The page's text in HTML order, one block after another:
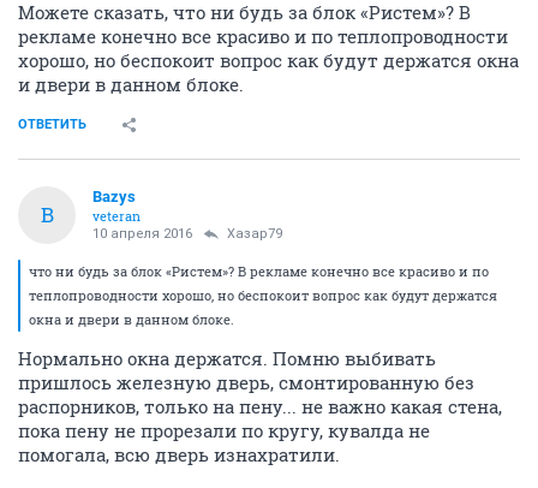
Можете сказать, что ни будь за блок «Ристем»? В
рекламе конечно все красиво и по теплопроводности
хорошо, но беспокоит вопрос как будут держатся окна
и двери в данном блоке.
ОТВЕТИТЬ
B
Bazys
veteran
10 апреля 2016 Хазар79
что ни будь за блок «Ристем»? В рекламе конечно все красиво и по
теплопроводности хорошо, но беспокоит вопрос как будут держатся
окна и двери в данном блоке.
Нормально окна держатся. Помню выбивать
пришлось железную дверь, смонтированную без
распорников, только на пену... не важно какая стена,
пока пену не прорезали по кругу, кувалда не
помогала, всю дверь изнахратили.